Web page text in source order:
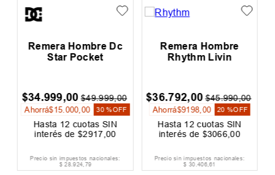
Remera Hombre Dc
Star Pocket
$34.999,00 $49.999,00
Ahorrá$15.000 ,00 30 %OFF
Hasta 12 cuotas SIN
interés de$2917 ,00
Precio sin impuestos nacionales:
$ 28.924,79
Remera Hombre
Rhythm Livin
$36.792,00 $45.990,00
Ahorrá$9198,00 20 %OFF
Hasta12 cuotas SIN
interés de$3066 ,00
Precio sin impuestos nacionales:
$ 30.406,61